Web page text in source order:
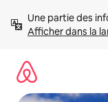
directement
Afficher dans la